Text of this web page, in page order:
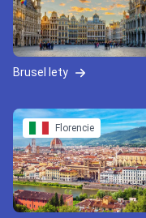
Brusel lety
Florencie